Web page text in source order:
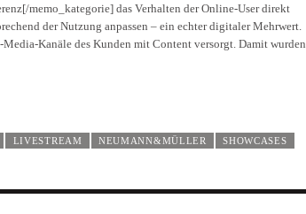
memo_kategorie] das Verhalten der Online-User direkt
der Nutzung anpassen – ein echter digitaler Mehrwert.
Kanäle des Kunden mit Content versorgt. Damit wurden
LIVESTREAM NEUMANN&MÜLLER
SHOWCASES